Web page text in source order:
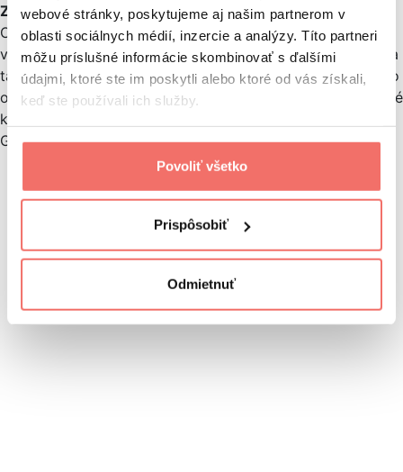
webové stránky, poskytujeme aj našim partnerom v
oblasti sociálnych médií, inzercie a analýzy. Títo partneri
môžu príslušné informácie skombinovať s ďalšími
údajmi, ktoré ste im poskytli alebo ktoré od vás získali,
keď ste používali ich služby.
Povoliť všetko
Prispôsobiť
Odmietnuť
Zistenie:Nie všetky domény, ktoré sa objavili v AI
Overviews, boli prítomné medzi prvými desiatimi
výsledkami klasického vyhľadávania. V našej analýze mala
takéto postavenie takmer pätina zdrojov. Najčastejšie išlo
o znalostné databázy, e-commerce weby menej relevantné
k segmentu alebo autoritatívne obsahové portály, ktoré
Google pravdepodobne zámerne dopĺňa.